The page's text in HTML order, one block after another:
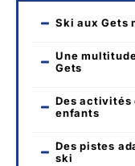
Ski aux Gets
Une
Gets
Des activités
enfants
Des pistes
ski